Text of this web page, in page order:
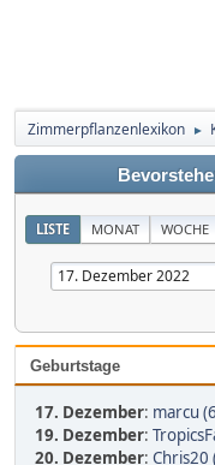
Zimmerpflanzenlexikon ►
LISTE MONAT WOCHE
Geburtstage
17. Dezember: marcu
19. Dezember:
20. Dezember: Chris20